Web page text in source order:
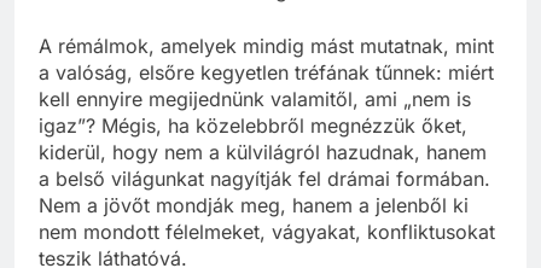
A rémálmok, amelyek mindig mást mutatnak, mint
a valóság, elsőre kegyetlen tréfának tűnnek: miért
kell ennyire megijednünk valamitől, ami „nem is
igaz”? Mégis, ha közelebbről megnézzük őket,
kiderül, hogy nem a külvilágról hazudnak, hanem
a belső világunkat nagyítják fel drámai formában.
Nem a jövőt mondják meg, hanem a jelenből ki
nem mondott félelmeket, vágyakat, konfliktusokat